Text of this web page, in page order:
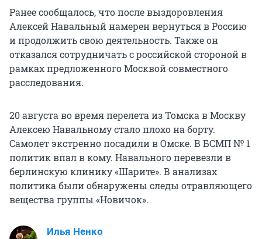
Ранее сообщалось, что после выздоровления
Алексей Навальный намерен вернуться в Россию
и продолжить свою деятельность. Также он
отказался сотрудничать с российской стороной в
рамках предложенного Москвой совместного
расследования.
20 августа во время перелета из Томска в Москву
Алексею Навальному стало плохо на борту.
Самолет экстренно посадили в Омске. В БСМП № 1
политик впал в кому. Навального перевезли в
берлинскую клинику «Шарите». В анализах
политика были обнаружены следы отравляющего
вещества группы «Новичок».
Илья Ненко